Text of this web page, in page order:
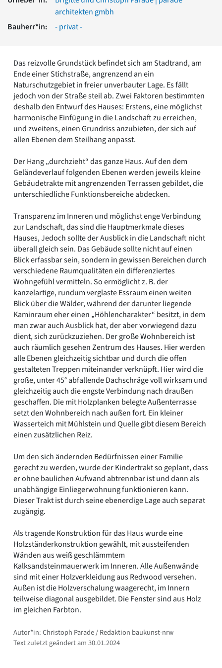
Römische Antike
Über baukunst-nrw
Fachbeirat
Freunde & Förderer
Kontakt
Impressum
Datenschutz
Suchbegriff eingeben
architekten gmbh
Bauherr*in:
- privat -
Das reizvolle Grundstück befindet sich am Stadtrand, am
Ende einer Stichstraße, angrenzend an ein
Naturschutzgebiet in freier unverbauter Lage. Es fällt
jedoch von der Straße steil ab. Zwei Faktoren bestimmten
deshalb den Entwurf des Hauses: Erstens, eine möglichst
harmonische Einfügung in die Landschaft zu erreichen,
und zweitens, einen Grundriss anzubieten, der sich auf
allen Ebenen dem Steilhang anpasst.
Der Hang „durchzieht“ das ganze Haus. Auf den dem
Geländeverlauf folgenden Ebenen werden jeweils kleine
Gebäudetrakte mit angrenzenden Terrassen gebildet, die
unterschiedliche Funktionsbereiche abdecken.
Transparenz im Inneren und möglichst enge Verbindung
zur Landschaft, das sind die Hauptmerkmale dieses
Hauses, Jedoch sollte der Ausblick in die Landschaft nicht
überall gleich sein. Das Gebäude sollte nicht auf einen
Blick erfassbar sein, sondern in gewissen Bereichen durch
verschiedene Raumqualitäten ein differenziertes
Wohngefühl vermitteln. So ermöglicht z. B. der
kanzelartige, rundum verglaste Essraum einen weiten
Blick über die Wälder, während der darunter liegende
Kaminraum eher einen „Höhlencharakter“ besitzt, in dem
man zwar auch Ausblick hat, der aber vorwiegend dazu
dient, sich zurückzuziehen. Der große Wohnbereich ist
auch räumlich gesehen Zentrum des Hauses. Hier werden
alle Ebenen gleichzeitig sichtbar und durch die offen
gestalteten Treppen miteinander verknüpft. Hier wird die
große, unter 45° abfallende Dachschräge voll wirksam und
gleichzeitig auch die engste Verbindung nach draußen
geschaffen. Die mit Holzplanken belegte Außenterrasse
setzt den Wohnbereich nach außen fort. Ein kleiner
Wasserteich mit Mühlstein und Quelle gibt diesem Bereich
einen zusätzlichen Reiz.
Um den sich ändernden Bedürfnissen einer Familie
gerecht zu werden, wurde der Kindertrakt so geplant, dass
er ohne baulichen Aufwand abtrennbar ist und dann als
unabhängige Einliegerwohnung funktionieren kann.
Dieser Trakt ist durch seine ebenerdige Lage auch separat
zugängig.
Als tragende Konstruktion für das Haus wurde eine
Holzständerkonstruktion gewählt, mit aussteifenden
Wänden aus weiß geschlämmtem
Kalksandsteinmauerwerk im Inneren. Alle Außenwände
sind mit einer Holzverkleidung aus Redwood versehen.
Außen ist die Holzverschalung waagerecht, im Innern
teilweise diagonal ausgebildet. Die Fenster sind aus Holz
im gleichen Farbton.
Autor*in: Christoph Parade / Redaktion baukunst-nrw
Text zuletzt geändert am 30.01.2024